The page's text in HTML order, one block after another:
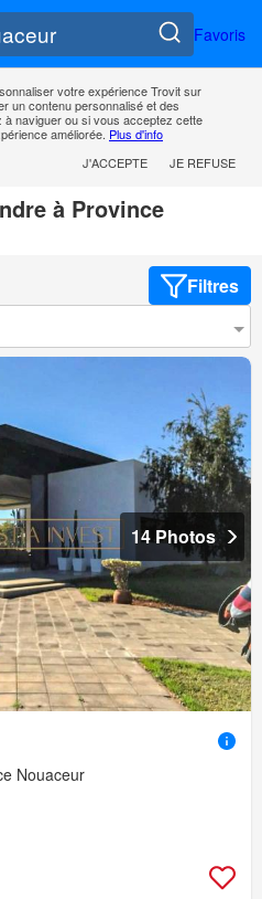
Favoris
votre expérience Trovit sur
un contenu personnalisé et des
naviguer ou si vous acceptez cette
améliorée. Plus d'info
J'ACCEPTE
JE REFUSE
à Province
Filtres
14 Photos
Nouaceur